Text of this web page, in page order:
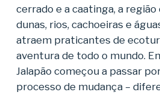
cerrado e a caatinga, a
dunas, rios, cachoeiras e
atraem praticantes de
aventura de todo o mundo.
Jalapão começou a passar
processo de mudança –